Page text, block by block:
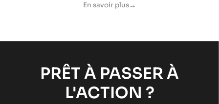
En savoir plusarrow_right_alt
PRÊT À PASSER À
L'ACTION ?